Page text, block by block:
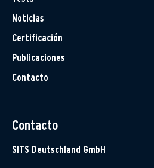
Noticias
Certificación
Publicaciones
Contacto
Contacto
SITS Deutschland GmbH